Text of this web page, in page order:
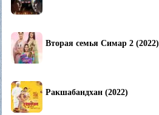
Вторая семья Симар 2 (2022)
Ракшабандхан (2022)